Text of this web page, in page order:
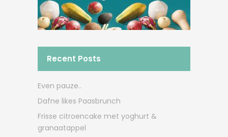
Recent Posts
Even pauze..
Dafne likes Paasbrunch
Frisse citroencake met yoghurt &
granaatappel